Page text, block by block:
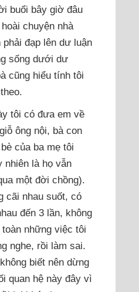
buổi bây giờ đâu
chuyện nhà
đạp lên dư luận
sống dưới dư
cũng hiểu tính tôi
tôi có đưa em về
ông nội, bà con
của ba mẹ tôi
nhiên là họ vẫn
một đời chồng).
cãi nhau suốt, có
đến 3 lần, không
những việc tôi
nghe, rồi làm sai.
biết nên dừng
quan hệ này đây vì